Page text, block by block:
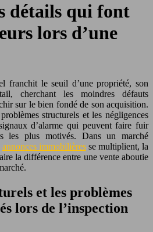
détails qui font
lors d’une
franchit le seuil d’une propriété, son
cherchant les moindres défauts
sur le bien fondé de son acquisition.
structurels et les négligences
d’alarme qui peuvent faire fuir
les plus motivés. Dans un marché
annonces immobilièresse multiplient, la
la différence entre une vente aboutie
et les problèmes
lors de l’inspection